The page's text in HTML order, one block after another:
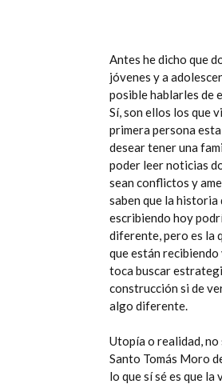
Antes he dicho que
jóvenes y a
posible hablarles de
Sí, son ellos los que
primera persona
desear tener una
poder leer noticias
sean conflictos y
saben que la historia
escribiendo hoy
diferente, pero es la
que están recibiendo
toca buscar
construcción si de
algo diferente.
Utopía o realidad, no
Santo Tomás Moro
lo que sí sé es que la